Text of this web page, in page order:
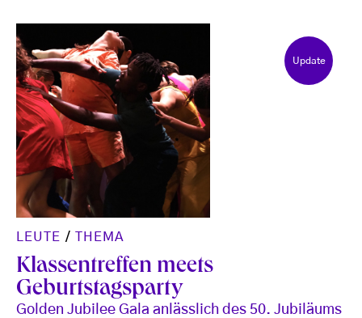
Update
LEUTE / THEMA
Klassentreffen meets
Geburtstagsparty
Golden Jubilee Gala anlässlich des 50. Jubiläums